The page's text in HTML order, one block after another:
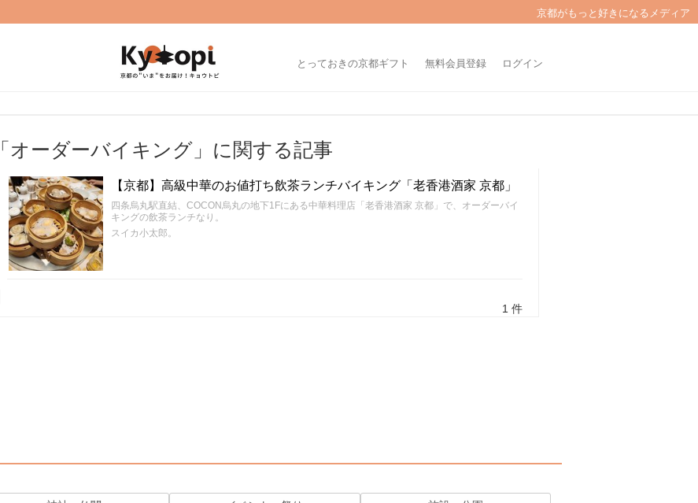
京都がもっと好きになるメディア
とっておきの京都ギフト 無料会員登録 ログイン
「オーダーバイキング」に関する記事
【京都】高級中華のお値打ち飲茶ランチバイキング「老香港酒家 京都」
四条烏丸駅直結、COCON烏丸の地下1Fにある中華料理店「老香港酒家 京都」で、オーダーバイ
キングの飲茶ランチなり。
スイカ小太郎。
1 件